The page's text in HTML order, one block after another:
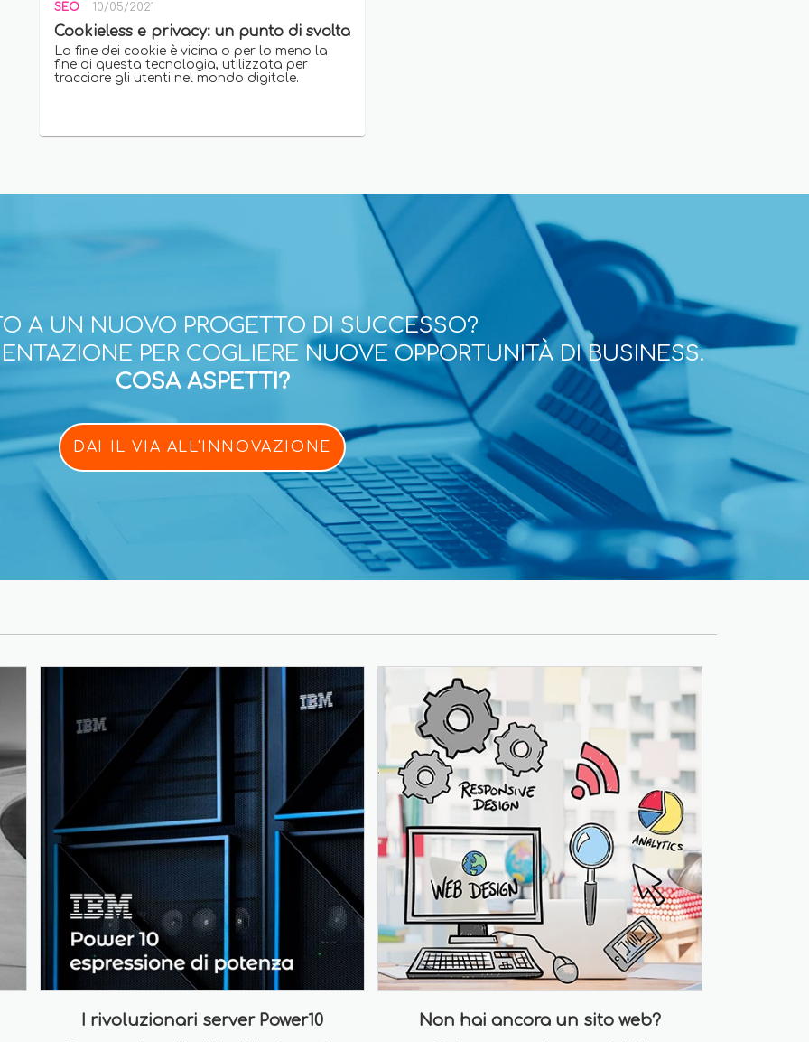
SEO 10/05/2021
Cookieless e privacy: un punto di svolta
La fine dei cookie è vicina o per lo meno la
fine di questa tecnologia, utilizzata per
tracciare gli utenti nel mondo digitale.
A UN NUOVO PROGETTO DI SUCCESSO?
PER COGLIERE NUOVE OPPORTUNITÀ DI BUSINESS.
COSA ASPETTI?
DAI IL VIA ALL'INNOVAZIONE
I rivoluzionari server Power10 Non hai ancora un sito web?